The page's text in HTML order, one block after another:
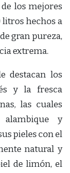
los mejores
litros hechos a
gran pureza,
extrema.
destacan los
y la fresca
las cuales
y
pieles con el
natural y
de limón, el